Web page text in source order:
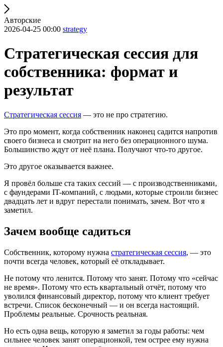
Авторские
2026-04-25 00:00 strategy
Стратегическая сессия для
собственника: формат и
результат
Стратегическая сессия — это не про стратегию.
Это про момент, когда собственник наконец садится напротив
своего бизнеса и смотрит на него без операционного шума.
Большинство ждут от неё плана. Получают что-то другое.
Это другое оказывается важнее.
Я провёл больше ста таких сессий — с производственниками,
с фаундерами IT-компаний, с людьми, которые строили бизнес
двадцать лет и вдруг перестали понимать, зачем. Вот что я
заметил.
Зачем вообще садиться
Собственник, которому нужна стратегическая сессия, — это
почти всегда человек, который её откладывает.
Не потому что ленится. Потому что занят. Потому что «сейчас
не время». Потому что есть квартальный отчёт, потому что
уволился финансовый директор, потому что клиент требует
встречи. Список бесконечный — и он всегда настоящий.
Проблемы реальные. Срочность реальная.
Но есть одна вещь, которую я заметил за годы работы: чем
сильнее человек занят операционкой, тем острее ему нужна